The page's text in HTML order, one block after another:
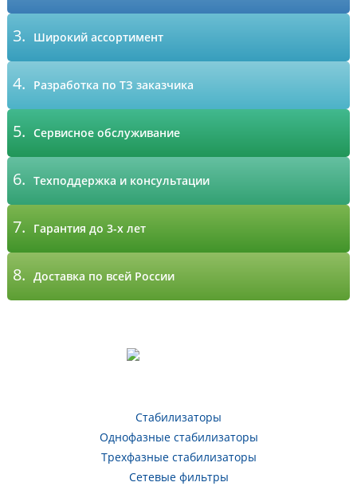
3. Широкий ассортимент
4. Разработка по ТЗ заказчика
5. Сервисное обслуживание
6. Техподдержка и консультации
7. Гарантия до 3-х лет
8. Доставка по всей России
Стабилизаторы
Однофазные стабилизаторы
Трехфазные стабилизаторы
Сетевые фильтры